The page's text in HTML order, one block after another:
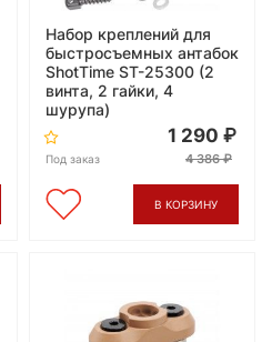
Набор креплений для
быстросъемных антабок
ShotTime ST-25300 (2
винта, 2 гайки, 4
шурупа)
Под заказ
1 290
4 386
В КОРЗИНУ